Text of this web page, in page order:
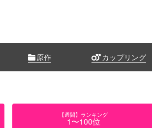
原作 カップリング
【週間】ランキング
1〜100位